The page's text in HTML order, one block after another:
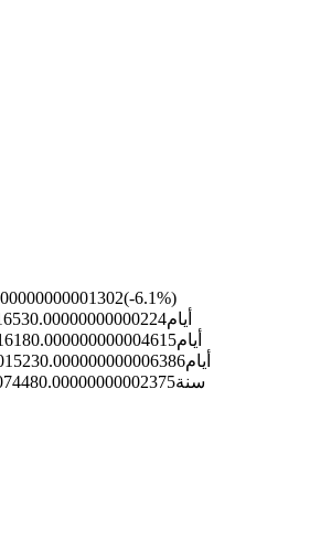
(-6.1%)
7 أيام0.00000000000224
30 أيام0.000000000004615
90 أيام0.000000000006386
1 سنة0.00000000002375